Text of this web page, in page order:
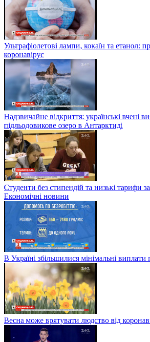
Ультрафіолетові лампи, кокаїн та етанол:
коронавірус
Надзвичайне відкриття: українські вчені
підльодовикове озеро в Антарктиді
Студенти без стипендій та низькі тарифи
Економічні новини
В Україні збільшилися мінімальні виплати
Весна може врятувати людство від